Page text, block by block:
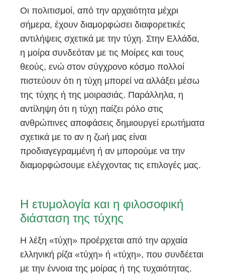
Οι πολιτισμοί, από την αρχαιότητα μέχρι
σήμερα, έχουν διαμορφώσει διαφορετικές
αντιλήψεις σχετικά με την τύχη. Στην Ελλάδα,
η μοίρα συνδεόταν με τις Μοίρες και τους
θεούς, ενώ στον σύγχρονο κόσμο πολλοί
πιστεύουν ότι η τύχη μπορεί να αλλάξει μέσω
της τύχης ή της μοιρασιάς. Παράλληλα, η
αντίληψη ότι η τύχη παίζει ρόλο στις
ανθρώπινες αποφάσεις δημιουργεί ερωτήματα
σχετικά με το αν η ζωή μας είναι
προδιαγεγραμμένη ή αν μπορούμε να την
διαμορφώσουμε ελέγχοντας τις επιλογές μας.
Η ετυμολογία και η φιλοσοφική
διάσταση της τύχης
Η λέξη «τύχη» προέρχεται από την αρχαία
ελληνική ρίζα «τύχη» ή «τύχη», που συνδέεται
με την έννοια της μοίρας ή της τυχαιότητας.